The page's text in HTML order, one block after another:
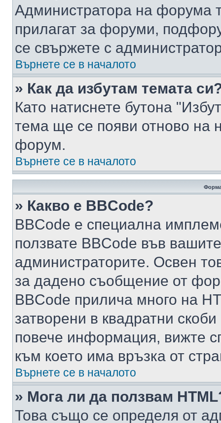
Администратора на форума
прилагат за форуми,
се свържете с
Върнете се в началото
» Как да избутам темата
Като натиснете бутона
тема ще се появи отново на
форум.
Върнете се в началото
» Какво е BBCode?
BBCode е специална
ползвате BBCode във
администраторите. Освен
за дадено съобщение от
BBCode прилича много на
затворени в квадратни
повече информация, вижте
към което има връзка от
Върнете се в началото
» Мога ли да ползвам
Това също се определя от